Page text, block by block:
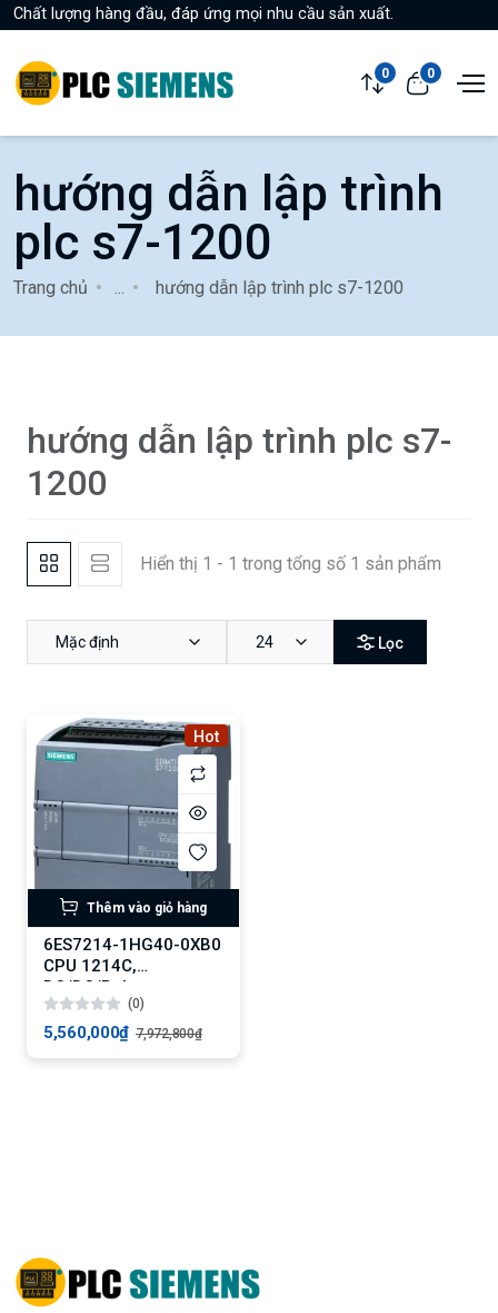
Chất lượng hàng đầu, đáp ứng mọi nhu cầu sản xuất.
0 0
hướng dẫn lập trình
plc s7-1200
Trang chủ hướng dẫn lập trình plc s7-1200
hướng dẫn lập trình plc s7-
1200
Hiển thị 1 - 1 trong tổng số 1 sản phẩm
Mặc định 24 Lọc
Hot
Thêm vào giỏ hàng
6ES7214-1HG40-0XB0
CPU 1214C,
DC/DC/Relay,
14DI/10DO/2AI
(0)
5,560,000₫ 7,972,800₫